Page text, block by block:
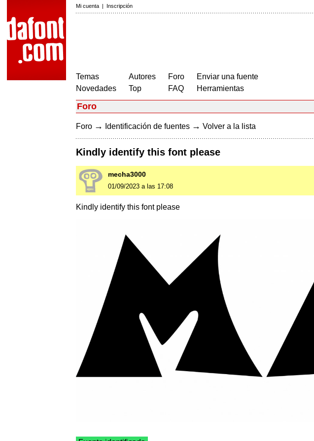
Mi cuenta | Inscripción
Temas
Novedades
Autores
Top
Foro
FAQ
Enviar una fuente
Herramientas
Foro
Foro → Identificación de fuentes → Volver a la lista
Kindly identify this font please
mecha3000
01/09/2023 a las 17:08
Kindly identify this font please